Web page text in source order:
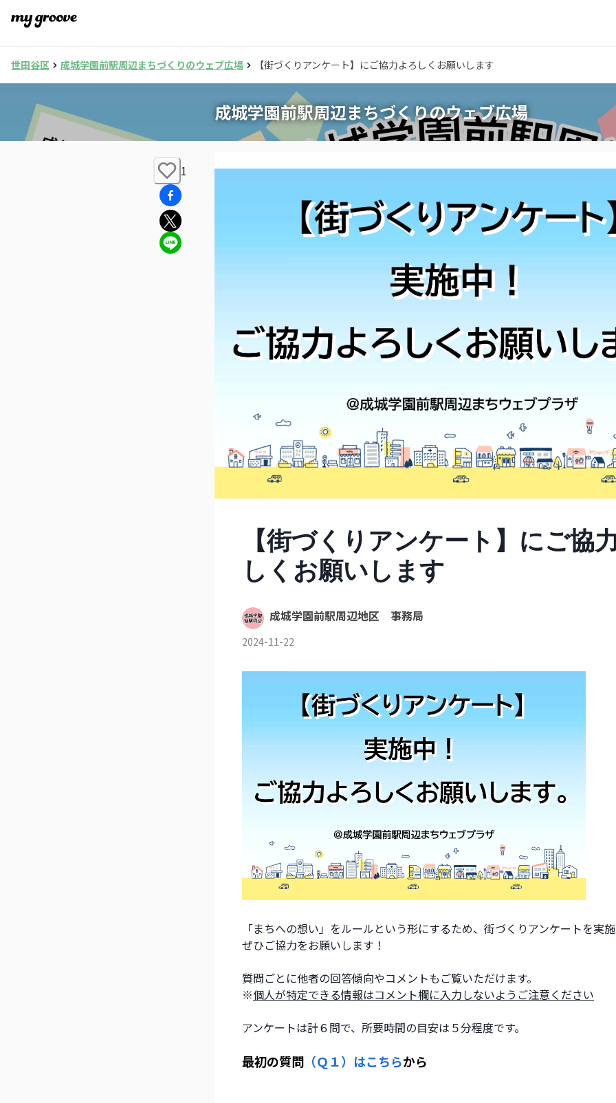
世田谷区 成城学園前駅周辺まちづくりのウェブ広場 【街づくりアンケート】にご協力よろしくお願いします
1
成城学園前駅周辺まちづくりのウェブ広場
【街づくりアンケート】にご協
しくお願いします
成城学園前駅周辺地区 事務局
2024-11-22
「まちへの想い」をルールという形にするため、街づくりアンケートを実
ぜひご協力をお願いします！
質問ごとに他者の回答傾向やコメントもご覧いただけます。
※個人が特定できる情報はコメント欄に入力しないようご注意ください
アンケートは計６問で、所要時間の目安は５分程度です。
最初の質問 （Ｑ１）はこちらから